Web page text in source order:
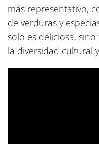
más representativo,
de verduras y
solo es deliciosa,
la diversidad cultural